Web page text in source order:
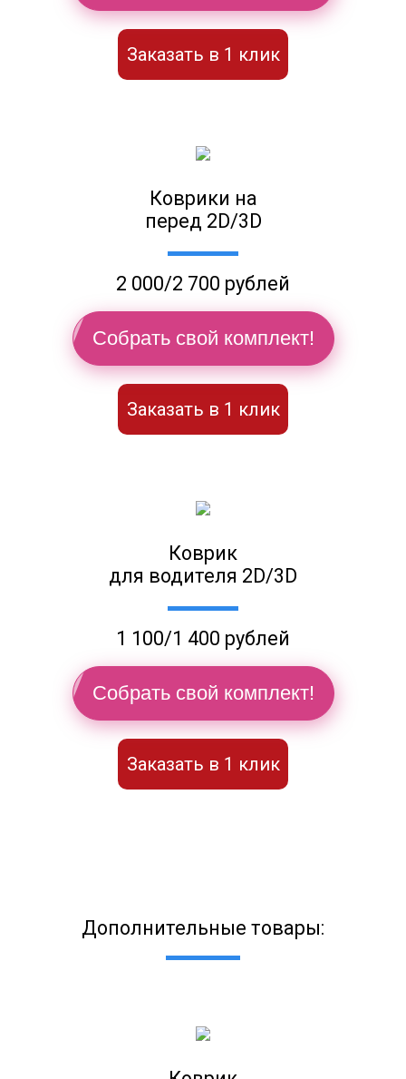
Заказать в 1 клик
Коврики на
перед 2D/3D
2 000/2 700 рублей
Собрать свой комплект!
Заказать в 1 клик
Коврик
для водителя 2D/3D
1 100/1 400 рублей
Собрать свой комплект!
Заказать в 1 клик
Дополнительные товары: